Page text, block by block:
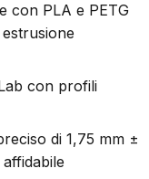
con PLA e PETG
con profili
di 1,75 mm ±